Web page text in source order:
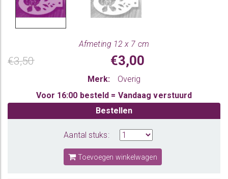
Afmeting 12 x 7 cm
€3,50 €3,00
Merk:
Overig
Voor 16:00 besteld = Vandaag verstuurd
Bestellen
Aantal stuks:
Toevoegen winkelwagen